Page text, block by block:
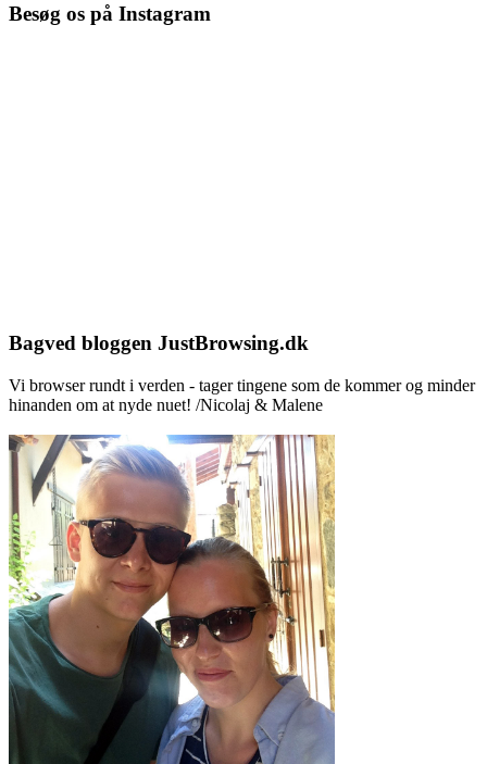
Besøg os på Instagram
Bagved bloggen JustBrowsing.dk
Vi browser rundt i verden - tager tingene som de kommer og minder
hinanden om at nyde nuet! /Nicolaj & Malene